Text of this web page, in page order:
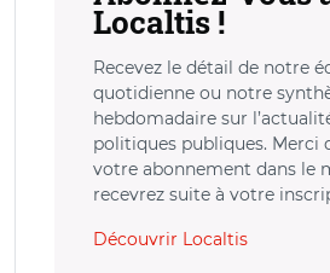
Localtis !
Recevez le détail de notre
quotidienne ou notre
hebdomadaire sur
politiques publiques. Merci
votre abonnement dans le
recevrez suite à votre
Découvrir Localtis